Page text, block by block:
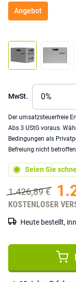
Angebot
MwSt.
Der umsatzsteuerfreie
Abs 3 UStG voraus.
Bedingungen als
Befreiung nicht
Seien Sie
1.426,89 €
KOSTENLOSER
Heute bestellt,